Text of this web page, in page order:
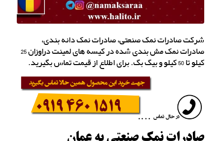
شرکت صادرات نمک صنعتی، صادرات نمک دانه بندی،
صادرات نمک مش بندی شده در کیسه های لمینت دراوزان 25
کیلو تا 50 کیلو و بیگ بگ. برای اطلاع از قیمت تماس بگیرید.
صادرات نمک صنعتی به عمان